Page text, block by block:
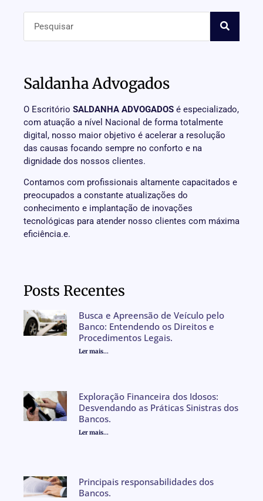
Saldanha Advogados
O Escritório SALDANHA ADVOGADOS é especializado,
com atuação a nível Nacional de forma totalmente
digital, nosso maior objetivo é acelerar a resolução
das causas focando sempre no conforto e na
dignidade dos nossos clientes.
Contamos com profissionais altamente capacitados e
preocupados a constante atualizações do
conhecimento e implantação de inovações
tecnológicas para atender nosso clientes com máxima
eficiência.e.
Posts Recentes
Busca e Apreensão de Veículo pelo
Banco: Entendendo os Direitos e
Procedimentos Legais.
Ler mais...
Exploração Financeira dos Idosos:
Desvendando as Práticas Sinistras dos
Bancos.
Ler mais...
Principais responsabilidades dos
Bancos.